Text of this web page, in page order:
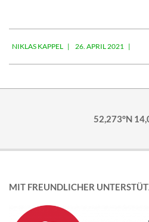
04-
26
NIKLAS KAPPEL 26. APRIL 2021
52,273°N
MIT FREUNDLICHER